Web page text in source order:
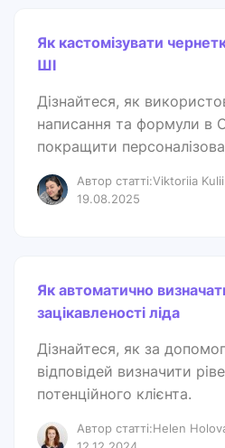
Як кастомізувати
ШІ
Дізнайтеся, як
написання та формули в
покращити
Автор статті:Viktoriia Kulii
19.08.2025
Як автоматично
зацікавленості ліда
Дізнайтеся, як за
відповідей визначити
потенційного клієнта.
Автор статті:Helen